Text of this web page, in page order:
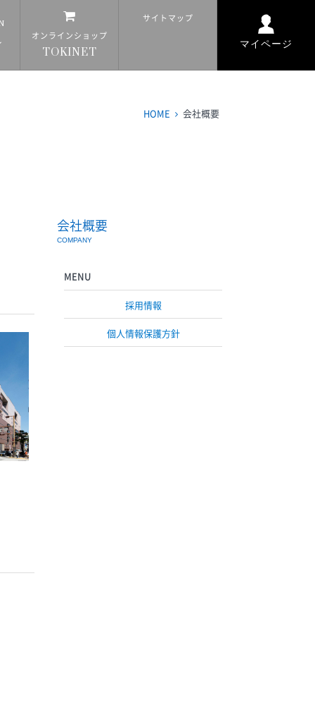
オンラインショップ
TOKINET
サイト マップ
マイページ
HOME 会社概要
会社概要
COMPANY
MENU
採用情報
個人情報保護方針